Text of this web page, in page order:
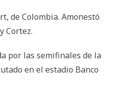
de Colombia. Amonestó
Cortez.
por las semifinales de la
en el estadio Banco